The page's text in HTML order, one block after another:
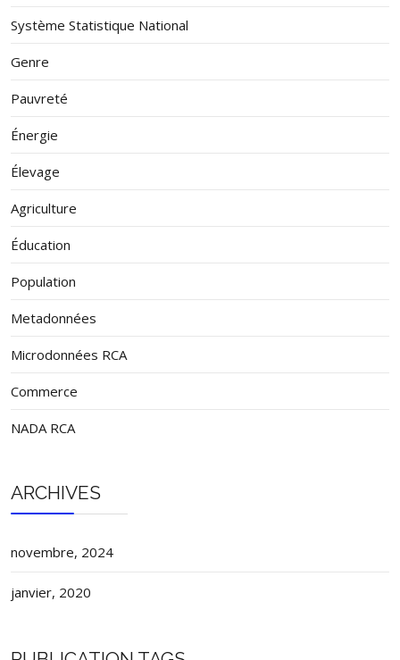
Système Statistique National
Genre
Pauvreté
Énergie
Élevage
Agriculture
Éducation
Population
Metadonnées
Microdonnées RCA
Commerce
NADA RCA
ARCHIVES
novembre, 2024
janvier, 2020